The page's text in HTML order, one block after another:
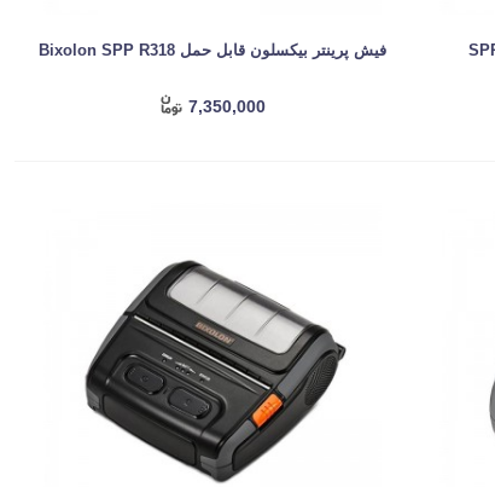
فیش پرینتر بیکسلون قابل حمل Bixolon SPP R318
7,350,000